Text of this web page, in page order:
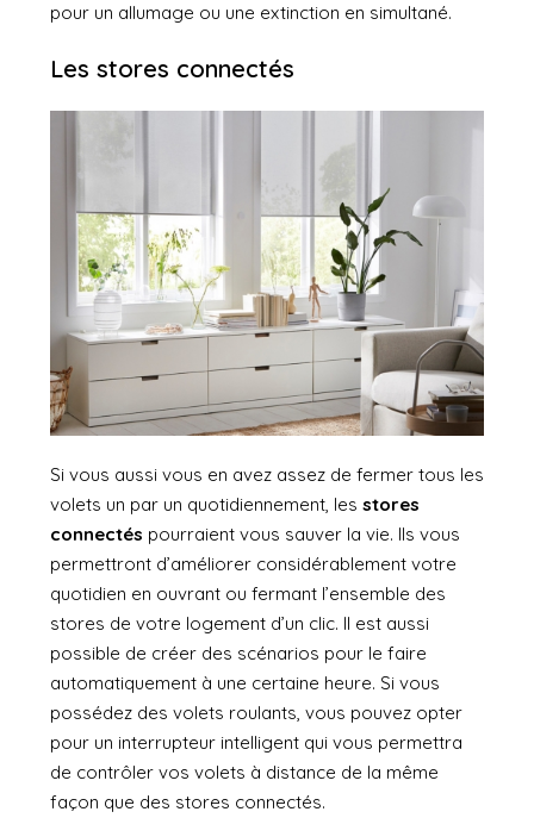
pour un allumage ou une extinction en simultané.
Les stores connectés
Si vous aussi vous en avez assez de fermer tous les
volets un par un quotidiennement, les stores
connectés pourraient vous sauver la vie. Ils vous
permettront d’améliorer considérablement votre
quotidien en ouvrant ou fermant l’ensemble des
stores de votre logement d’un clic. Il est aussi
possible de créer des scénarios pour le faire
automatiquement à une certaine heure. Si vous
possédez des volets roulants, vous pouvez opter
pour un interrupteur intelligent qui vous permettra
de contrôler vos volets à distance de la même
façon que des stores connectés.